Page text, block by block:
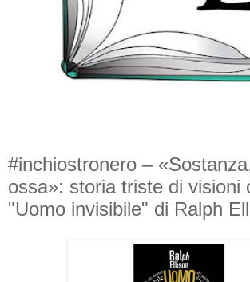
#inchiostronero –
ossa»: storia triste di visioni
"Uomo invisibile" di Ralph